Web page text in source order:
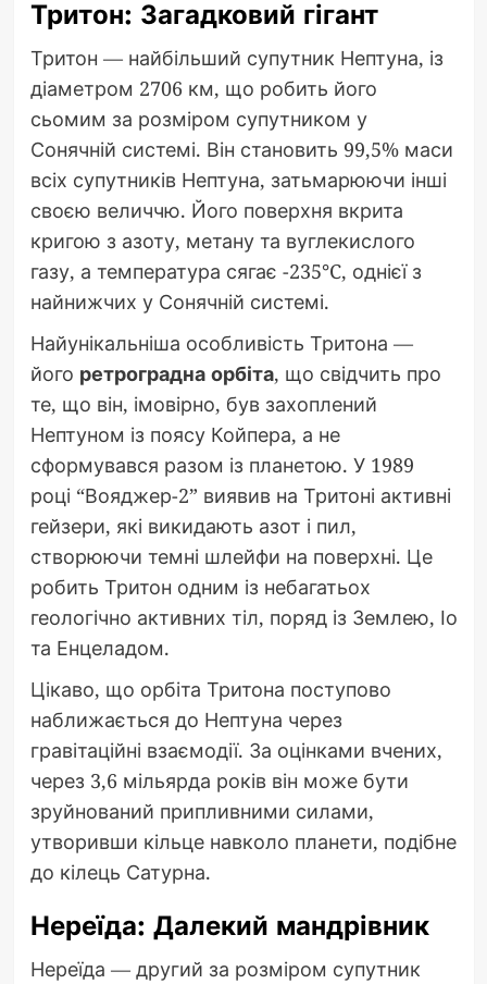
Тритон: Загадковий гігант
Тритон — найбільший супутник Нептуна, із
діаметром 2706 км, що робить його
сьомим за розміром супутником у
Сонячній системі. Він становить 99,5% маси
всіх супутників Нептуна, затьмарюючи інші
своєю величчю. Його поверхня вкрита
кригою з азоту, метану та вуглекислого
газу, а температура сягає -235°C, однієї з
найнижчих у Сонячній системі.
Найунікальніша особливість Тритона —
його ретроградна орбіта, що свідчить про
те, що він, імовірно, був захоплений
Нептуном із поясу Койпера, а не
сформувався разом із планетою. У 1989
році “Вояджер-2” виявив на Тритоні активні
гейзери, які викидають азот і пил,
створюючи темні шлейфи на поверхні. Це
робить Тритон одним із небагатьох
геологічно активних тіл, поряд із Землею, Іо
та Енцеладом.
Цікаво, що орбіта Тритона поступово
наближається до Нептуна через
гравітаційні взаємодії. За оцінками вчених,
через 3,6 мільярда років він може бути
зруйнований припливними силами,
утворивши кільце навколо планети, подібне
до кілець Сатурна.
Нереїда: Далекий мандрівник
Нереїда — другий за розміром супутник